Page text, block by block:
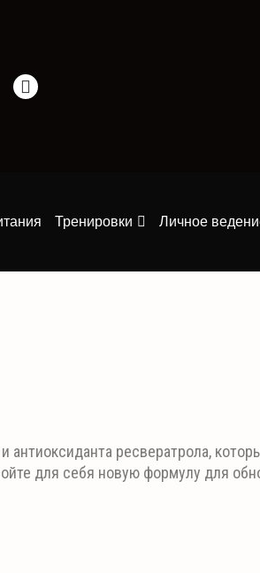
Тренировки Личное
антиоксиданта ресвератрола,
для себя новую формулу для